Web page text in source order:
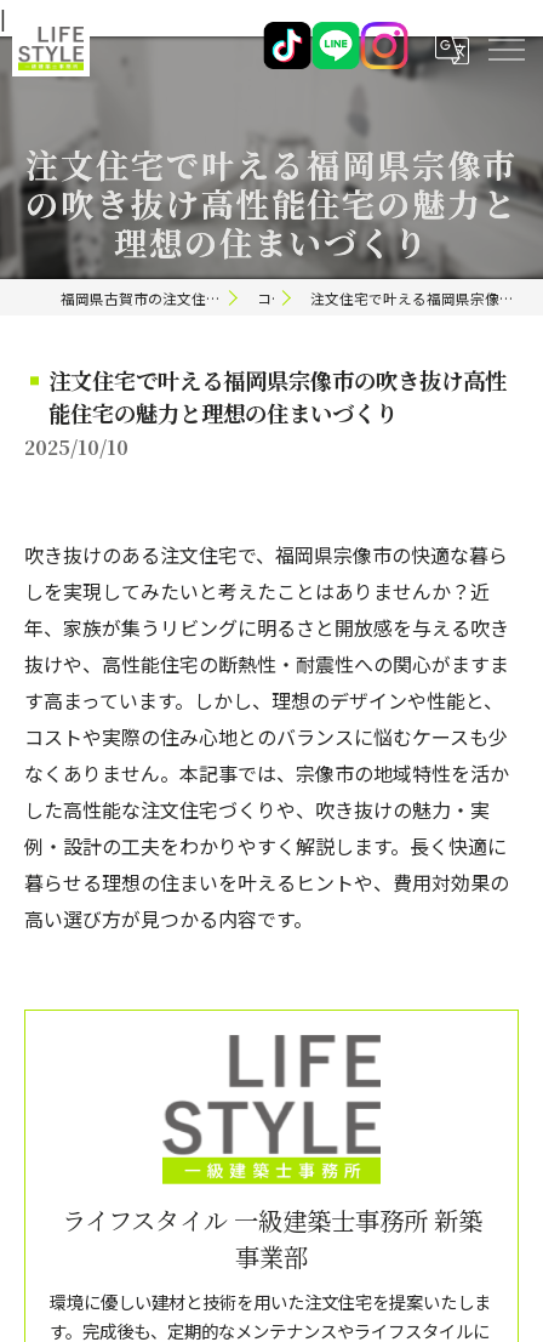
|
注文住宅で叶える福岡県宗像市
の吹き抜け高性能住宅の魅力と
理想の住まいづくり
福岡県古賀市の注文住宅ならライフスタイル 一級建築士事務所 コラム 注文住宅で叶える福岡県宗像市の吹き抜け高性能住宅の魅力と理想の住まいづくり
注文住宅で叶える福岡県宗像市の吹き抜け高性
能住宅の魅力と理想の住まいづくり
2025/10/10
吹き抜けのある注文住宅で、福岡県宗像市の快適な暮ら
しを実現してみたいと考えたことはありませんか？近
年、家族が集うリビングに明るさと開放感を与える吹き
抜けや、高性能住宅の断熱性・耐震性への関心がますま
す高まっています。しかし、理想のデザインや性能と、
コストや実際の住み心地とのバランスに悩むケースも少
なくありません。本記事では、宗像市の地域特性を活か
した高性能な注文住宅づくりや、吹き抜けの魅力・実
例・設計の工夫をわかりやすく解説します。長く快適に
暮らせる理想の住まいを叶えるヒントや、費用対効果の
高い選び方が見つかる内容です。
ライフスタイル 一級建築士事務所 新築
事業部
環境に優しい建材と技術を用いた注文住宅を提案いたしま
す。完成後も、定期的なメンテナンスやライフスタイルに